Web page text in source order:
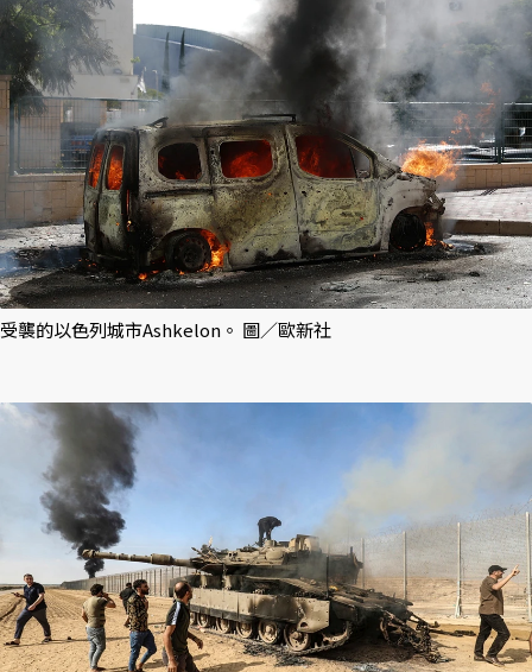
受襲的以色列城市Ashkelon。 圖／歐新社